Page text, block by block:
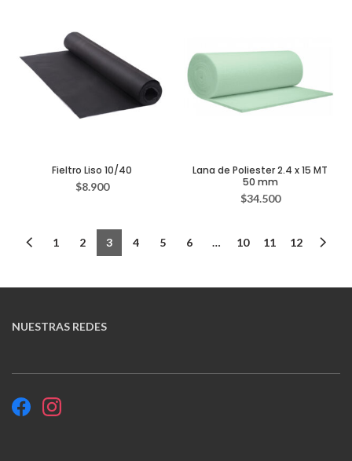
Fieltro Liso 10/40
$8.900
Lana de Poliester 2.4 x 15 MT
50 mm
$34.500
1 2 3 4 5 6 … 10 11 12
NUESTRAS REDES